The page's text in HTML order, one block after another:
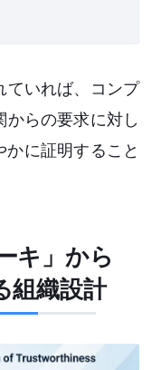
ていれば、コンプ
からの要求に対し
に証明すること
キ」から
組織設計